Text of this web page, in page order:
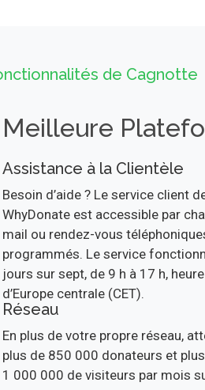
de Cagnotte
Assistance à la Clientèle
Besoin d’aide ? Le service client
WhyDonate est accessible par
mail ou rendez-vous
programmés. Le service
jours sur sept, de 9 h à 17 h, heure
d’Europe centrale (CET).
Réseau
En plus de votre propre réseau,
plus de 850 000 donateurs et
1 000 000 de visiteurs par mois